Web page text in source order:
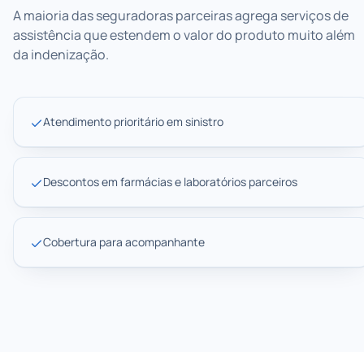
A maioria das seguradoras parceiras agrega serviços de
assistência que estendem o valor do produto muito além
da indenização.
Atendimento prioritário em sinistro
Descontos em farmácias e laboratórios parceiros
Cobertura para acompanhante